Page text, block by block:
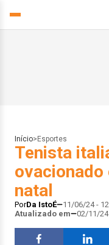
Início> Esportes
Tenista
ovacionado
natal
PorDa IstoÉ 11/06/24 -
Atualizado em
02/11/24